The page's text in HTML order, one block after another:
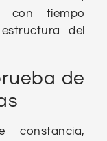
con tiempo
del
de
constancia,